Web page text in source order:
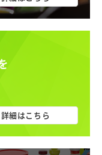
詳細はこちら